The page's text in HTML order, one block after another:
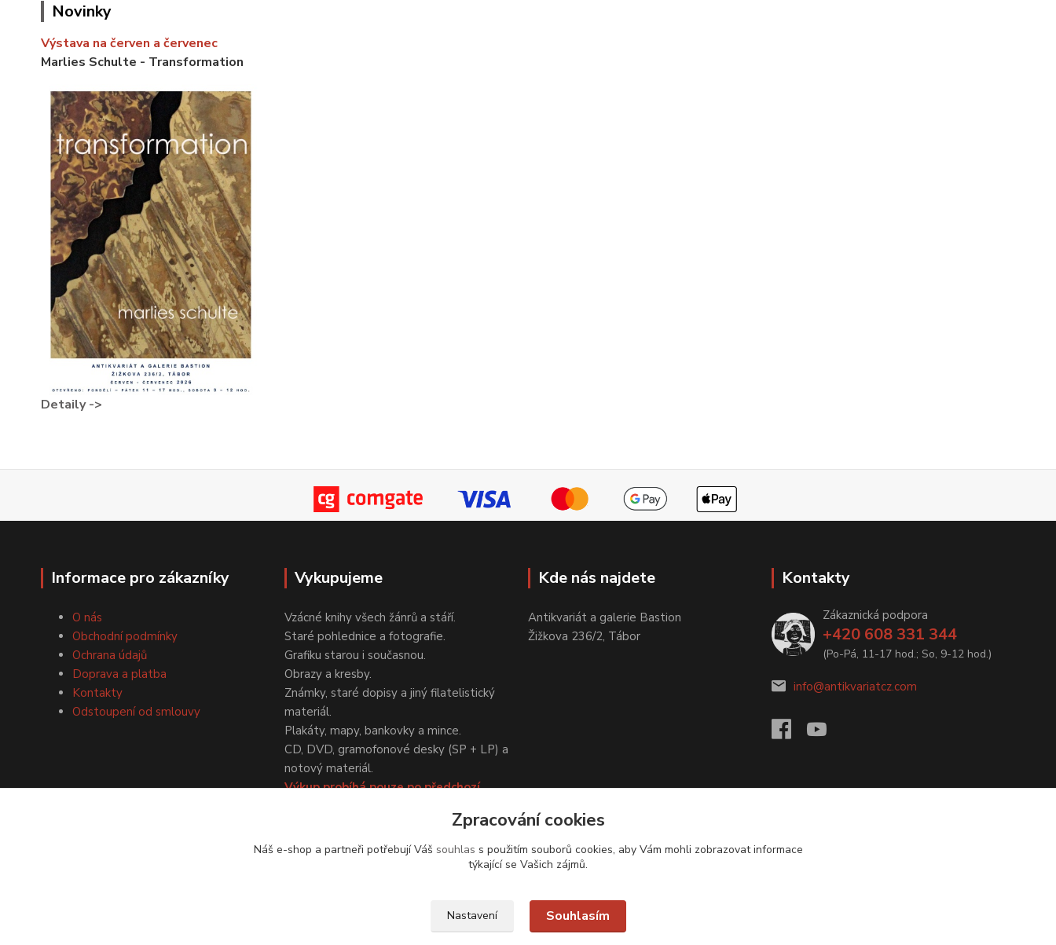
Novinky
Výstava na červen a červenec
Marlies Schulte - Transformation
Detaily ->
Informace pro zákazníky
O nás
Obchodní podmínky
Ochrana údajů
Doprava a platba
Kontakty
Odstoupení od smlouvy
Vykupujeme
Vzácné knihy všech žánrů a stáří.
Staré pohlednice a fotografie.
Grafiku starou i současnou.
Obrazy a kresby.
Známky, staré dopisy a jiný filatelistický
materiál.
Plakáty, mapy, bankovky a mince.
CD, DVD, gramofonové desky (SP + LP) a
notový materiál.
Výkup probíhá pouze po předchozí
Kde nás najdete
Antikvariát a galerie Bastion
Žižkova 236/2, Tábor
Kontakty
Zákaznická podpora
+420 608 331 344
(Po-Pá, 11-17 hod.; So, 9-12 hod.)
info@antikvariatcz.com
Upravit sběr cookies.
Zpracování cookies
Náš e-shop a partneři potřebují Váš souhlas s použitím souborů cookies, aby Vám mohli zobrazovat informace
týkající se Vašich zájmů.
Nastavení Souhlasím